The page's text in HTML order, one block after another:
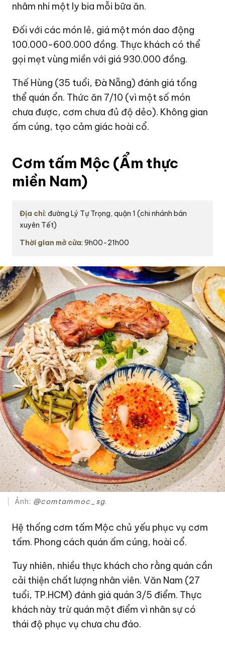
nhâm nhi một ly bia mỗi bữa ăn.
Đối với các món lẻ, giá một món dao động
100.000-600.000 đồng. Thực khách có thể
gọi mẹt vùng miền với giá 930.000 đồng.
Thế Hùng (35 tuổi, Đà Nẵng) đánh giá tổng
thể quán ổn. Thức ăn 7/10 (vì một số món
chưa được, cơm chưa đủ độ dẻo). Không gian
ấm cúng, tạo cảm giác hoài cổ.
Cơm tấm Mộc (Ẩm thực
miền Nam)
Địa chỉ: đường Lý Tự Trọng, quận 1 (chi nhánh bán
xuyên Tết)
Thời gian mở cửa: 9h00-21h00
Ảnh: @comtammoc_sg.
Hệ thống cơm tấm Mộc chủ yếu phục vụ cơm
tấm. Phong cách quán ấm cúng, hoài cổ.
Tuy nhiên, nhiều thực khách cho rằng quán cần
cải thiện chất lượng nhân viên. Văn Nam (27
tuổi, TP.HCM) đánh giá quán 3/5 điểm. Thực
khách này trừ quán một điểm vì nhân sự có
thái độ phục vụ chưa chu đáo.